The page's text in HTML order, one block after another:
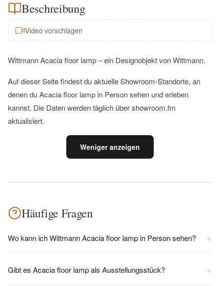
Beschreibung
Video vorschlagen
Wittmann Acacia floor lamp – ein Designobjekt von Wittmann.
Auf dieser Seite findest du aktuelle Showroom-Standorte, an
denen du Acacia floor lamp in Person sehen und erleben
kannst. Die Daten werden täglich über showroom.fm
aktualisiert.
Weniger anzeigen
Häufige Fragen
Wo kann ich Wittmann Acacia floor lamp in Person sehen? +
Gibt es Acacia floor lamp als Ausstellungsstück? +